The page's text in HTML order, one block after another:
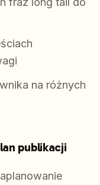
na różnych
publikacji